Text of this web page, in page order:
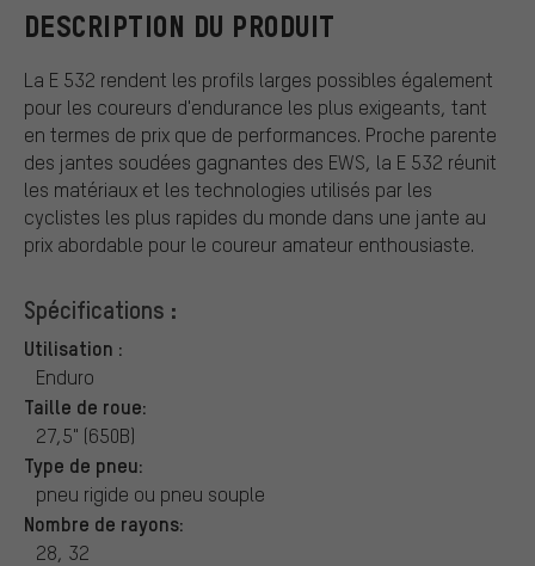
DESCRIPTION DU PRODUIT
La E 532 rendent les profils larges possibles également
pour les coureurs d'endurance les plus exigeants, tant
en termes de prix que de performances. Proche parente
des jantes soudées gagnantes des EWS, la E 532 réunit
les matériaux et les technologies utilisés par les
cyclistes les plus rapides du monde dans une jante au
prix abordable pour le coureur amateur enthousiaste.
Spécifications :
Utilisation :
Enduro
Taille de roue:
27,5" (650B)
Type de pneu:
pneu rigide ou pneu souple
Nombre de rayons:
28, 32